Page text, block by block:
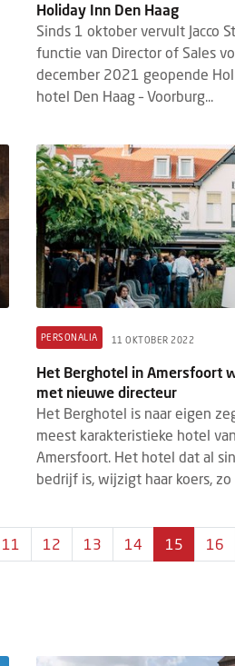
Holiday Inn Den Haag
Sinds 1 oktober vervult Jacco
functie van Director of Sales
december 2021 geopende
hotel Den Haag – Voorburg...
PERSONALIA 11 OKTOBER 2022
Het Berghotel in Amersfoort
met nieuwe directeur
Het Berghotel is naar eigen
meest karakteristieke hotel van
Amersfoort. Het hotel dat al
bedrijf is, wijzigt haar koers, zo
11 12 13 14 15 16